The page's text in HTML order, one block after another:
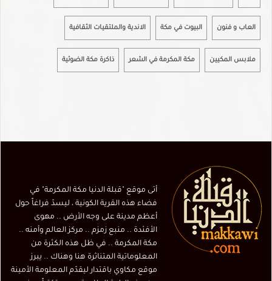
العاب و فنون البيوت في مكة الاندية والملتقيات الثقافية
ملابس المكيين مكة المكرمة في الشعر ذاكرة مكة الضوئية
أتى موقع "قبلة الدنيا مكة المكرمة" في
فضاء هذه القرية الكونية ، ليسدّ فراغاً حول
أعظم مدينة على وجه الأرض .. مهوى
الأفئدة .. منبع زمزم .. مركز العالم وأمنه ..
مكة المكرمة .. في ظل هذه الكثرة من
المعلوماتية المتناثرة هنا وهناك .. يبرز
موقع مكاوي باقتدار ليقدّم المعلومة الأمينة